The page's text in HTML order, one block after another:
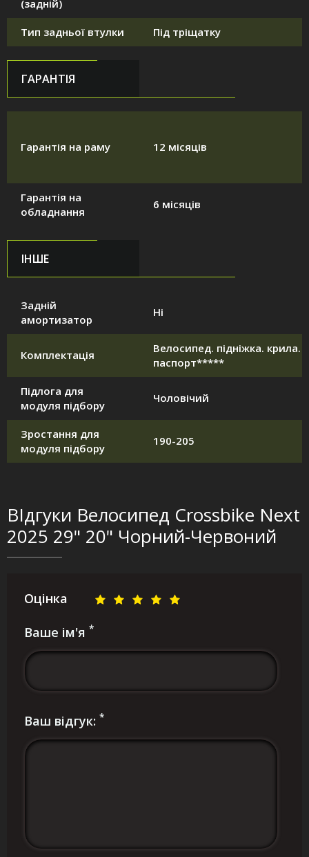
(задній)
Тип задньої втулки Під тріщатку
ГАРАНТІЯ
Гарантія на раму 12 місяців
Гарантія на
обладнання
6 місяців
ІНШЕ
Задній
амортизатор
Ні
Комплектація
Велосипед. підніжка. крила.
паспорт*****
Підлога для
модуля підбору
Чоловічий
Зростання для
модуля підбору
190-205
ВІдгуки Велосипед Crossbike Next
2025 29" 20" Чорний-Червоний
Оцінка
Ваше ім'я *
Ваш відгук: *